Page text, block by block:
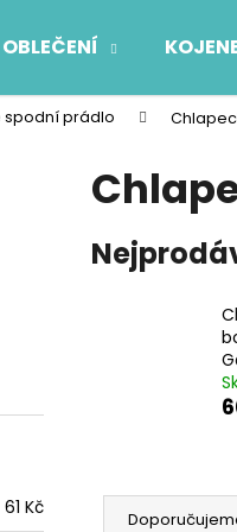
spodní prádlo
61 Kč Ř
Co